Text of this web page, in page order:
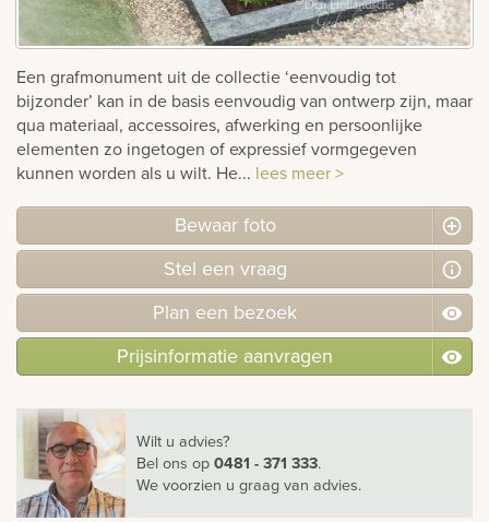
Bekijk
ook:
Een grafmonument uit de collectie ‘eenvoudig tot
bijzonder’ kan in de basis eenvoudig van ontwerp zijn, maar
qua materiaal, accessoires, afwerking en persoonlijke
elementen zo ingetogen of expressief vormgegeven
kunnen worden als u wilt. He... lees meer >
Bewaar foto
Stel een vraag
Plan een bezoek
Prijsinformatie aanvragen
Wilt u advies?
Bel ons op0481 - 371 333.
We voorzien u graag van advies.